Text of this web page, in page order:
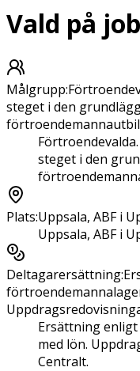
Vald på
Målgrupp:
steget i den
steget i den
Plats:Uppsala, ABF i
Uppsala, ABF i
Deltagarersättning:
Ersättning
med lön.
Centralt.